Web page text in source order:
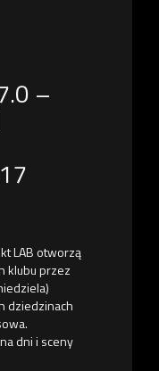
–
LAB otworzą
klubu przez
dziedzinach
dni i sceny